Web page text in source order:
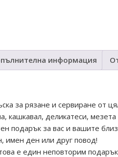
информация
за рязане и сервиране от
кашкавал, деликатеси, мезета
подарък за вас и вашите
ден или друг повод!
е един неповторим